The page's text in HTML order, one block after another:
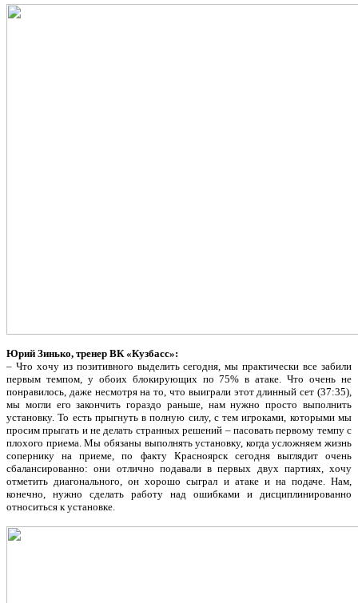
Юрий Зинько, тренер ВК «Кузбасс»:
– Что хочу из позитивного выделить сегодня, мы практически все забили
первым темпом, у обоих блокирующих по 75% в атаке. Что очень не
понравилось, даже несмотря на то, что выиграли этот длинный сет (37:35),
мы могли его закончить гораздо раньше, нам нужно просто выполнить
установку. То есть прыгнуть в полную силу, с тем игроками, которыми мы
просим прыгать и не делать странных решений – пасовать первому темпу с
плохого приема. Мы обязаны выполнять установку, когда усложняем жизнь
сопернику на приеме, по факту Красноярск сегодня выглядит очень
сбалансированно: они отлично подавали в первых двух партиях, хочу
отметить диагонального, он хорошо сыграл и атаке и на подаче. Нам,
конечно, нужно сделать работу над ошибками и дисциплинированно
относиться к установке.